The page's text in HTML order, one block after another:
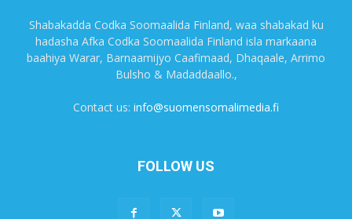
Shabakadda Codka Soomaalida Finland, waa shabakad ku
hadasha Afka Codka Soomaalida Finland isla markaana
baahiya Warar, Barnaamijyo Caafimaad, Dhaqaale, Arrimo
Bulsho & Madaddaallo.,
Contact us: info@suomensomalimedia.fi
FOLLOW US